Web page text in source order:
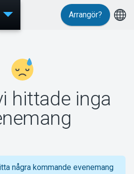
Arrangör?
hittade inga
några kommande evenemang